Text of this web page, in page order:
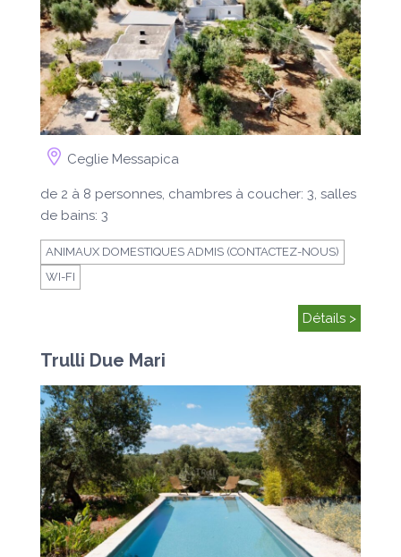
Ceglie Messapica
de 2 à 8 personnes, chambres à coucher: 3, salles
de bains: 3
ANIMAUX DOMESTIQUES ADMIS (CONTACTEZ-NOUS)
WI-FI
Détails >
Trulli Due Mari